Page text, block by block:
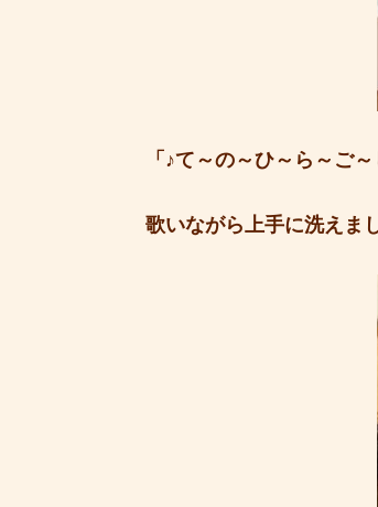
「♪て～の～ひ～ら～ご～
歌いながら上手に洗えま